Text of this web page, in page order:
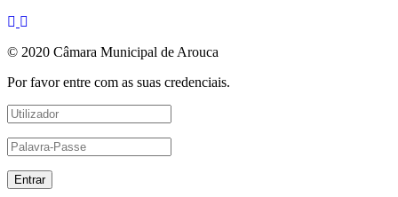
© 2020 Câmara Municipal de Arouca
Por favor entre com as suas credenciais.